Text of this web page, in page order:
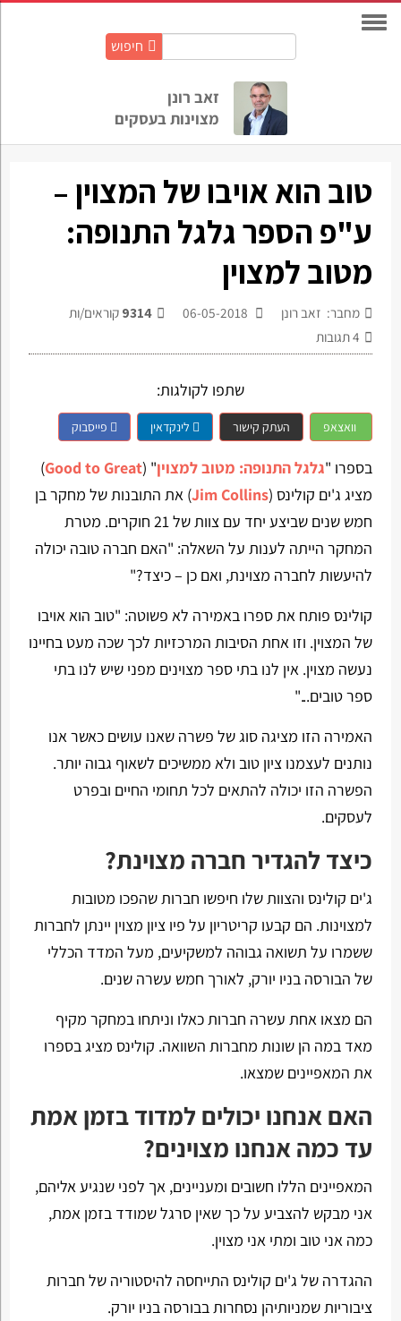
חיפוש
זאב רונן
מצוינות בעסקים
טוב הוא אויבו של המצוין –
ע"פ הספר גלגל התנופה:
מטוב למצוין
מחבר: זאב רונן 9314 קוראים/ות
4תגובות
שתפו לקולגות:
וואצאפ העתק קישור לינקדאין פייסבוק
בספרו "גלגל התנופה: מטוב למצוין" (
Good to Great
)
מציג ג'ים קולינס (Jim Collins) את התובנות של מחקר בן
חמש שנים שביצע יחד עם צוות של 21 חוקרים. מטרת
המחקר הייתה לענות על השאלה: "האם חברה טובה יכולה
להיעשות לחברה מצוינת, ואם כן – כיצד?"
קולינס פותח את ספרו באמירה לא פשוטה: "טוב הוא אויבו
של המצוין. וזו אחת הסיבות המרכזיות לכך שכה מעט בחיינו
נעשה מצוין. אין לנו בתי ספר מצוינים מפני שיש לנו בתי
ספר טובים..."
האמירה הזו מציגה סוג של פשרה שאנו עושים כאשר אנו
נותנים לעצמנו ציון טוב ולא ממשיכים לשאוף גבוה יותר.
הפשרה הזו יכולה להתאים לכל תחומי החיים ובפרט
לעסקים.
כיצד להגדיר חברה מצוינת?
ג'ים קולינס והצוות שלו חיפשו חברות שהפכו מטובות
למצוינות. הם קבעו קריטריון על פיו ציון מצוין יינתן לחברות
ששמרו על תשואה גבוהה למשקיעים, מעל המדד הכללי
של הבורסה בניו יורק, לאורך חמש עשרה שנים.
הם מצאו אחת עשרה חברות כאלו וניתחו במחקר מקיף
מאד במה הן שונות מחברות השוואה. קולינס מציג בספרו
את המאפיינים שמצאו.
האם אנחנו יכולים למדוד בזמן אמת
עד כמה אנחנו מצוינים?
המאפיינים הללו חשובים ומעניינים, אך לפני שנגיע אליהם,
אני מבקש להצביע על כך שאין סרגל שמודד בזמן אמת,
כמה אני טוב ומתי אני מצוין.
ההגדרה של ג'ים קולינס התייחסה להיסטוריה של חברות
ציבוריות שמניותיהן נסחרות בבורסה בניו יורק.